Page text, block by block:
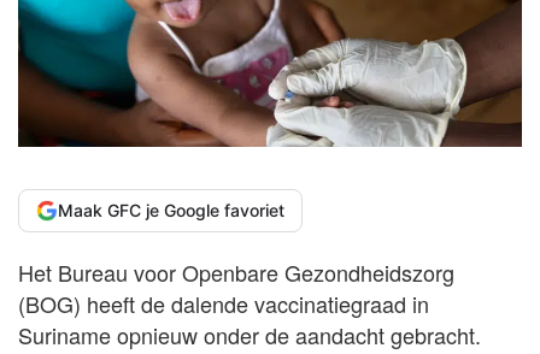
Maak GFC je Google favoriet
Het Bureau voor Openbare Gezondheidszorg
(BOG) heeft de dalende vaccinatiegraad in
Suriname opnieuw onder de aandacht gebracht.